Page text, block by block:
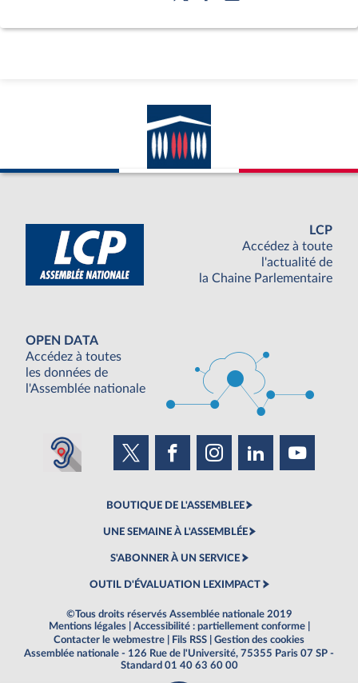
LCP
Accédez à toute
l'actualité de
la Chaine Parlementaire
OPEN DATA
Accédez à toutes
les données de
l'Assemblée nationale
BOUTIQUE DE L'ASSEMBLEE
UNE SEMAINE À L'ASSEMBLÉE
S'ABONNER À UN SERVICE
OUTIL D'ÉVALUATION LEXIMPACT
©Tous droits réservés Assemblée nationale 2019
Mentions légales
Accessibilité : partiellement conforme
Contacter le webmestre
Fils RSS
Gestion des cookies
Assemblée nationale - 126 Rue de l'Université, 75355 Paris 07 SP -
Standard 01 40 63 60 00